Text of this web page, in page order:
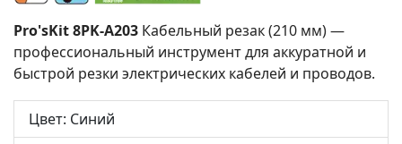
Pro'sKit 8PK-A203 Кабельный резак (210 мм) —
профессиональный инструмент для аккуратной и
быстрой резки электрических кабелей и проводов.
Цвет: Синий